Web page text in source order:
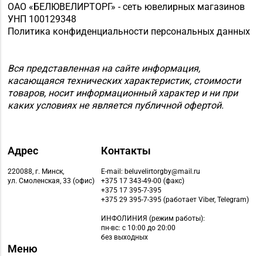
ОАО «БЕЛЮВЕЛИРТОРГ» - сеть ювелирных магазинов
УНП 100129348
Политика конфиденциальности персональных данных
Вся представленная на сайте информация,
касающаяся технических характеристик, стоимости
товаров, носит информационный характер и ни при
каких условиях не является публичной офертой.
Адрес
220088, г. Минск,
ул. Смоленская, 33 (офис)
Контакты
E-mail: beluvelirtorgby@mail.ru
+375 17 343-49-00 (факс)
+375 17 395-7-395
+375 29 395-7-395 (работает Viber, Telegram)
ИНФОЛИНИЯ (режим работы):
пн-вс: с 10:00 до 20:00
без выходных
Меню